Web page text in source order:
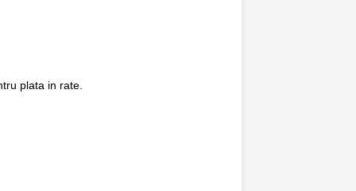
plata in rate.